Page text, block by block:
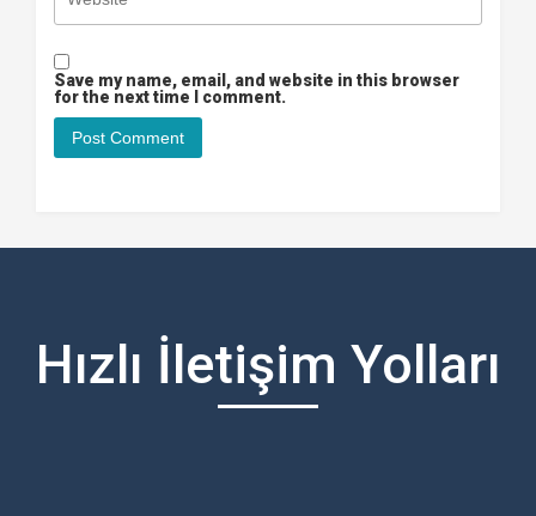
Save my name, email, and website in this browser
for the next time I comment.
Hızlı İletişim Yolları